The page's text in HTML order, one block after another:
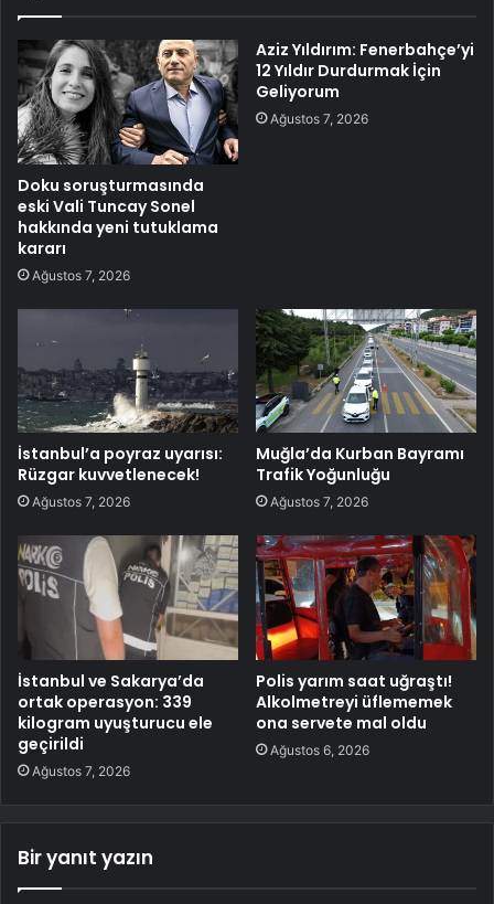
Doku soruşturmasında
eski Vali Tuncay Sonel
hakkında yeni tutuklama
kararı
Ağustos 7, 2026
Aziz Yıldırım: Fenerbahçe’yi
12 Yıldır Durdurmak İçin
Geliyorum
Ağustos 7, 2026
İstanbul’a poyraz uyarısı:
Rüzgar kuvvetlenecek!
Ağustos 7, 2026
Muğla’da Kurban Bayramı
Trafik Yoğunluğu
Ağustos 7, 2026
İstanbul ve Sakarya’da
ortak operasyon: 339
kilogram uyuşturucu ele
geçirildi
Ağustos 7, 2026
Polis yarım saat uğraştı!
Alkolmetreyi üflememek
ona servete mal oldu
Ağustos 6, 2026
Bir yanıt yazın